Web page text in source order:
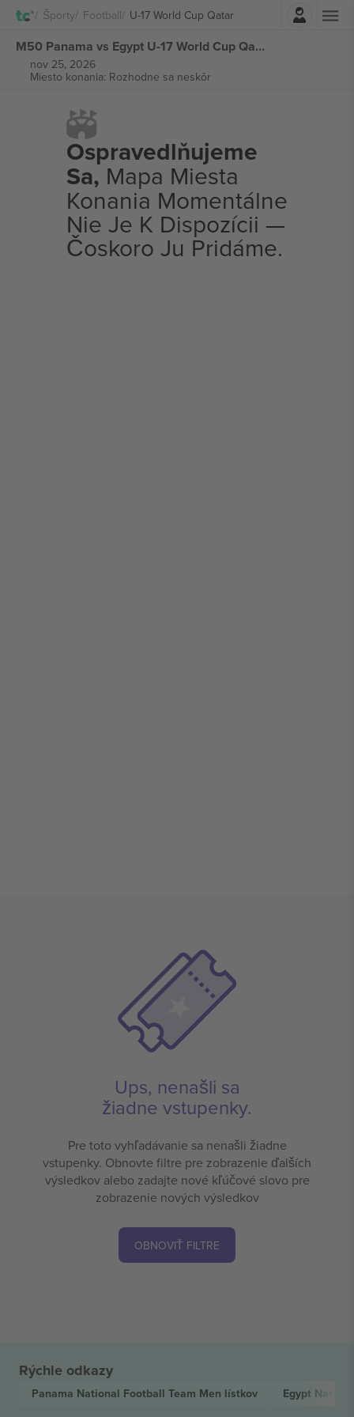
Športy Football U-17 World Cup Qatar
Prihlásenie
M50 Panama vs Egypt U-17 World Cup Qatar lístkov
nov 25, 2026
Miesto konania: Rozhodne sa neskôr
Ospravedlňujeme
Sa,Mapa Miesta
Konania Momentálne
Nie Je K Dispozícii —
Čoskoro Ju Pridáme.
Ups, nenašli sa
žiadne vstupenky.
Pre toto vyhľadávanie sa nenašli žiadne
vstupenky. Obnovte filtre pre zobrazenie ďalších
výsledkov alebo zadajte nové kľúčové slovo pre
zobrazenie nových výsledkov
OBNOVIŤ FILTRE
Rýchle odkazy
Panama National Football Team Men lístkov Egypt